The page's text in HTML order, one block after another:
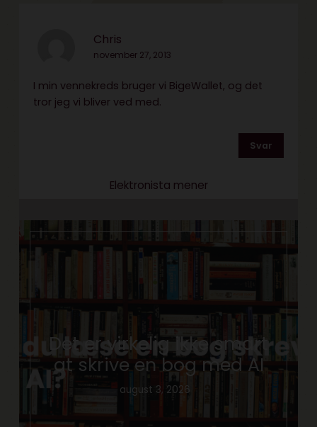
Chris
november 27, 2013
I min vennekreds bruger vi BigeWallet, og det
tror jeg vi bliver ved med.
Svar
Elektronista mener
Det er virkelig ikke smart
at skrive en bog med AI
august 3, 2026